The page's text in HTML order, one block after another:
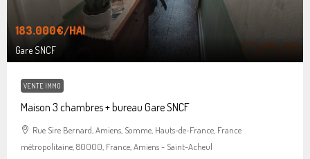
183.000€/HAI
Gare SNCF
VENTE IMMO
Maison 3 chambres + bureau Gare SNCF
Rue Sire Bernard, Amiens, Somme, Hauts-de-France, France
métropolitaine, 80000, France, Amiens - Saint-Acheul